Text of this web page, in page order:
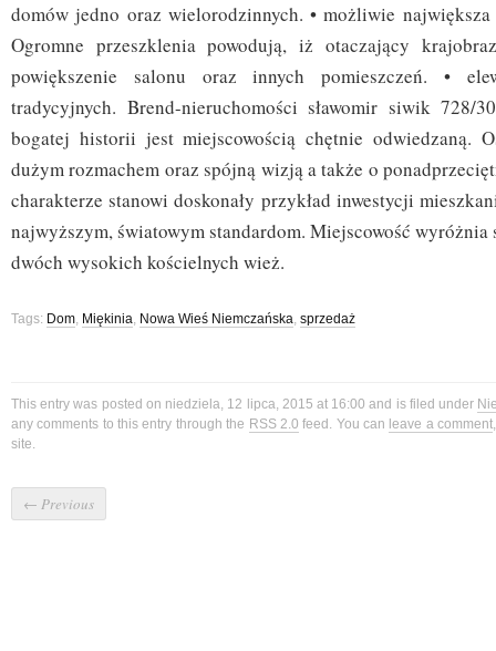
domów jedno oraz wielorodzinnych. • możliwie największa
Ogromne przeszklenia powodują, iż otaczający
powiększenie salonu oraz innych pomieszczeń. •
tradycyjnych. Brend-nieruchomości sławomir siwik 728/
bogatej historii jest miejscowością chętnie odwiedzaną.
dużym rozmachem oraz spójną wizją a także o
charakterze stanowi doskonały przykład inwestycji
najwyższym, światowym standardom. Miejscowość wyróżnia
dwóch wysokich kościelnych wież.
Tags: Dom, Miękinia, Nowa Wieś Niemczańska, sprzedaż
This entry was posted on niedziela, 12 lipca, 2015 at 16:00 and is filed under
any comments to this entry through the RSS 2.0 feed. You can leave a comment
site.
← Previous